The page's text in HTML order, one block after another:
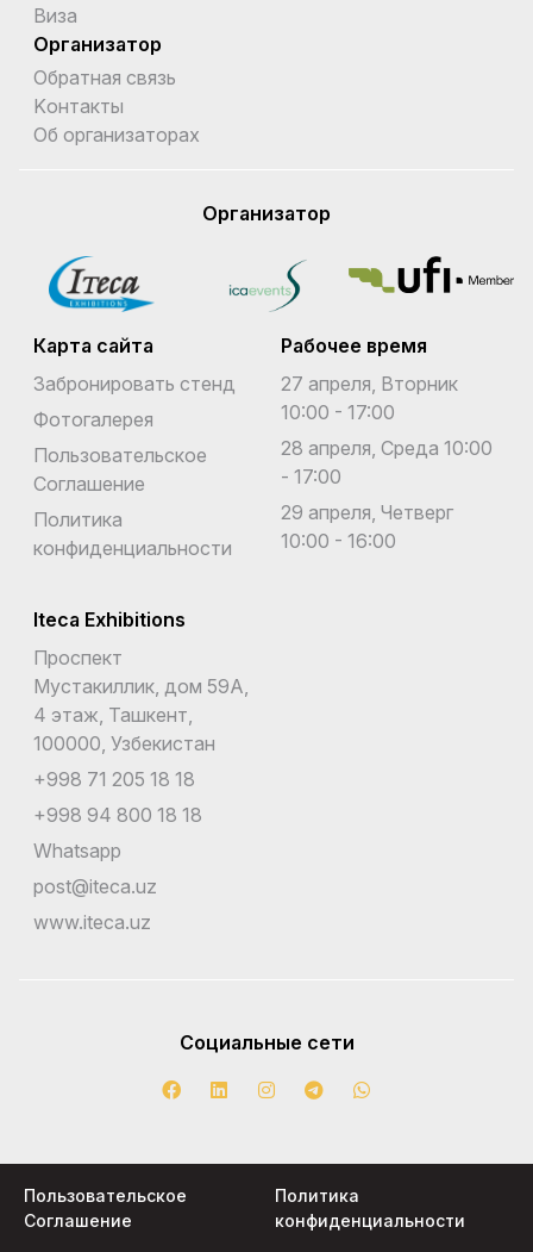
Виза
Организатор
Обратная связь
Kонтакты
Об организаторах
Организатор
Карта сайта
Забронировать стенд
Фотогалерея
Пользовательское
Соглашение
Политика
конфиденциальности
Рабочее время
27 апреля, Вторник
10:00 - 17:00
28 апреля, Среда 10:00
- 17:00
29 апреля, Четверг
10:00 - 16:00
Iteca Exhibitions
Проспект
Мустакиллик, дом 59А,
4 этаж, Ташкент,
100000, Узбекистан
+998 71 205 18 18
+998 94 800 18 18
Whatsapp
post@iteca.uz
www.iteca.uz
Социальные сети
Пользовательское
Соглашение
Политика
конфиденциальности